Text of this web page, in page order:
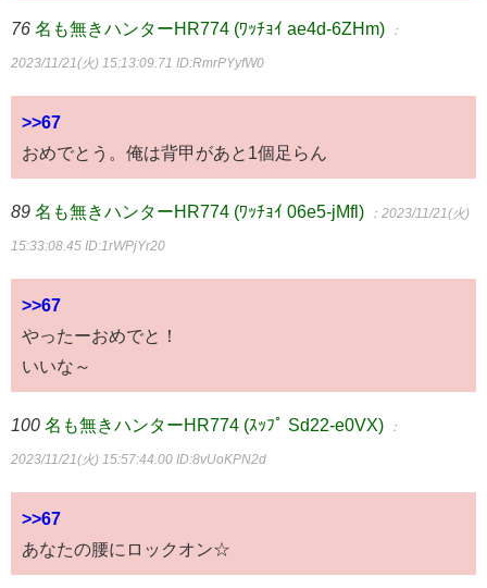
76 名も無きハンターHR774 (ﾜｯﾁｮｲ ae4d-6ZHm) ：
2023/11/21(火) 15:13:09.71 ID:RmrPYyfW0
>>67
おめでとう。俺は背甲があと1個足らん
89 名も無きハンターHR774 (ﾜｯﾁｮｲ 06e5-jMfl) ：2023/11/21(火)
15:33:08.45 ID:1rWPjYr20
>>67
やったーおめでと！
いいな～
100 名も無きハンターHR774 (ｽｯﾌﾟ Sd22-e0VX) ：
2023/11/21(火) 15:57:44.00 ID:8vUoKPN2d
>>67
あなたの腰にロックオン☆